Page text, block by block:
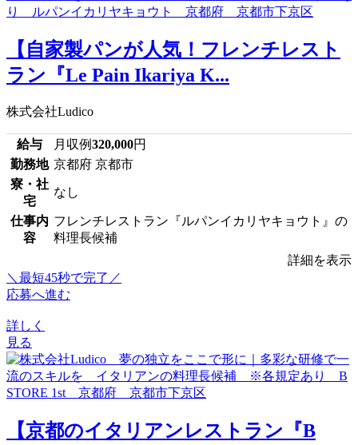
【自家製パンが人気！フレンチレスト
ラン『Le Pain Ikariya K...
株式会社Ludico
給与 月収例320,000円
勤務地 京都府 京都市
寮・社
宅
なし
仕事内
容
フレンチレストラン『ルパンイカリヤキョウト』の
料理長候補
詳細を表示
＼最短45秒で完了／
応募へ進む
詳しく
見る
【京都のイタリアンレストラン『B